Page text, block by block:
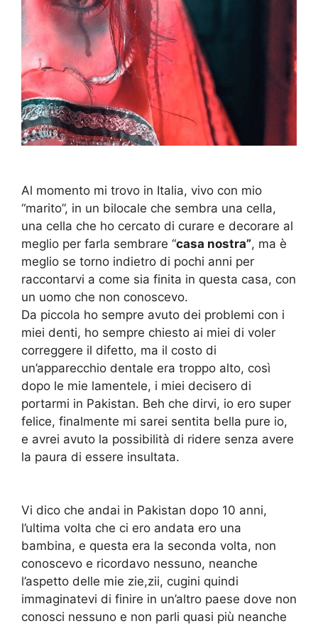
Al momento mi trovo in Italia, vivo con mio
“marito”, in un bilocale che sembra una cella,
una cella che ho cercato di curare e decorare al
meglio per farla sembrare “casa nostra”, ma è
meglio se torno indietro di pochi anni per
raccontarvi a come sia finita in questa casa, con
un uomo che non conoscevo.
Da piccola ho sempre avuto dei problemi con i
miei denti, ho sempre chiesto ai miei di voler
correggere il difetto, ma il costo di
un’apparecchio dentale era troppo alto, così
dopo le mie lamentele, i miei decisero di
portarmi in Pakistan. Beh che dirvi, io ero super
felice, finalmente mi sarei sentita bella pure io,
e avrei avuto la possibilità di ridere senza avere
la paura di essere insultata.
Vi dico che andai in Pakistan dopo 10 anni,
l’ultima volta che ci ero andata ero una
bambina, e questa era la seconda volta, non
conoscevo e ricordavo nessuno, neanche
l’aspetto delle mie zie,zii, cugini quindi
immaginatevi di finire in un’altro paese dove non
conosci nessuno e non parli quasi più neanche